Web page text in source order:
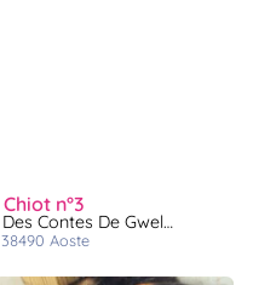
chiot n°3
Des Contes De Gwelane
38490 aoste